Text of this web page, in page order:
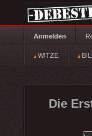
Anmelden
WITZE
Die